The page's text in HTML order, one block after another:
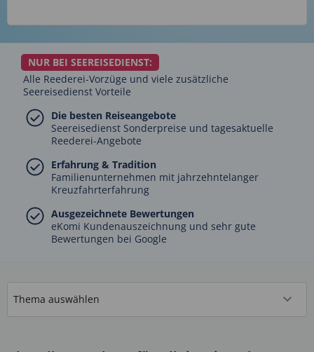
NUR BEI SEEREISEDIENST:
Alle Reederei-Vorzüge und viele zusätzliche
Seereisedienst Vorteile
Die besten Reiseangebote
Seereisedienst Sonderpreise und tagesaktuelle
Reederei-Angebote
Erfahrung & Tradition
Familienunternehmen mit jahrzehntelanger
Kreuzfahrterfahrung
Ausgezeichnete Bewertungen
eKomi Kundenauszeichnung und sehr gute
Bewertungen bei Google